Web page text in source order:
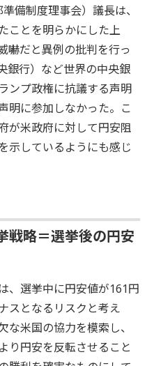
備制度理事会）議長は、
ことを明らかにした上
嚇だと異例の批判を行っ
銀行）など世界の中央銀
ンプ政権に抗議する声明
明に参加しなかった。こ
が米政府に対して円安阻
示しているようにも感じ
戦略＝選挙後の円安
、選挙中に円安値が161円
スとなるリスクと考え
な米国の協力を模索し、
り円安を反転させること